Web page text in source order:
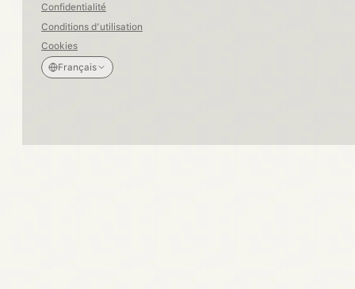
Confidentialité
Conditions d’utilisation
Cookies
Français